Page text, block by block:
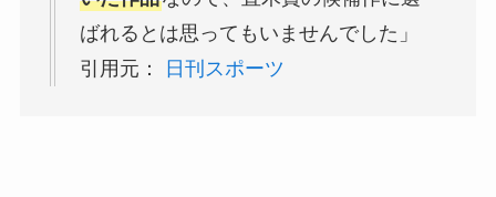
ばれるとは思ってもいませんでした」
引用元：
日刊スポーツ